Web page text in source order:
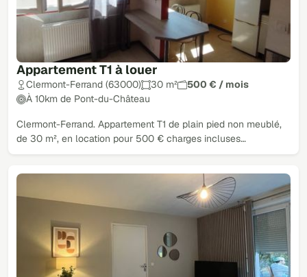
Appartement T1 à louer
Clermont-Ferrand (63000) 30 m²
500 € / mois
À 10km de Pont-du-Château
Clermont-Ferrand. Appartement T1 de plain pied non meublé,
de 30 m², en location pour 500 € charges incluses…